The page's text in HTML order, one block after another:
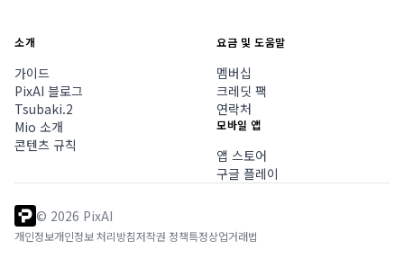
소개
가이드
PixAI 블로그
Tsubaki.2
Mio 소개
콘텐츠 규칙
요금 및 도움말
멤버십
크레딧 팩
연락처
모바일 앱
앱 스토어
구글 플레이
© 2026 PixAI
개인정보개인정보 처리방침저작권 정책특정상업거래법